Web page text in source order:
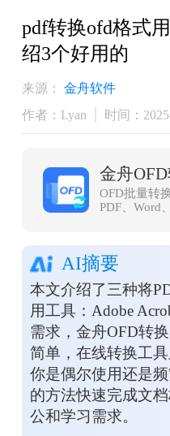
pdf转换ofd格式
绍3个好用的
来源：
金舟软件
作者：Lyan
时间：
金舟
OFD批量转
PDF、Word
AI摘要
本文介绍了三种将
用工具：Adobe
需求，金舟OFD转
简单，在线转换工
你是偶尔使用还是
的方法快速完成文
公和学习需求。